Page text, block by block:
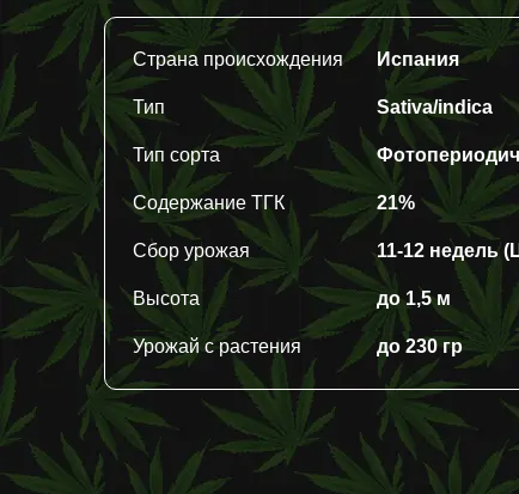
Страна происхождения Испания
Тип Sativa/indica
Тип сорта
Содержание ТГК 21%
Сбор урожая 11-12 недель
Высота до 1,5 м
Урожай с растения до 230 гр